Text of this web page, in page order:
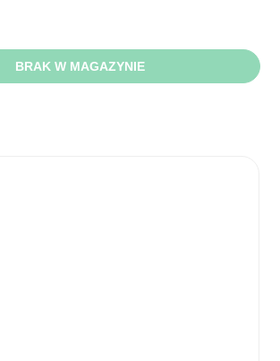
BRAK W MAGAZYNIE